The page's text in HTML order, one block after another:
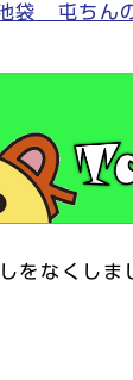
袋 屯ちん
しょ